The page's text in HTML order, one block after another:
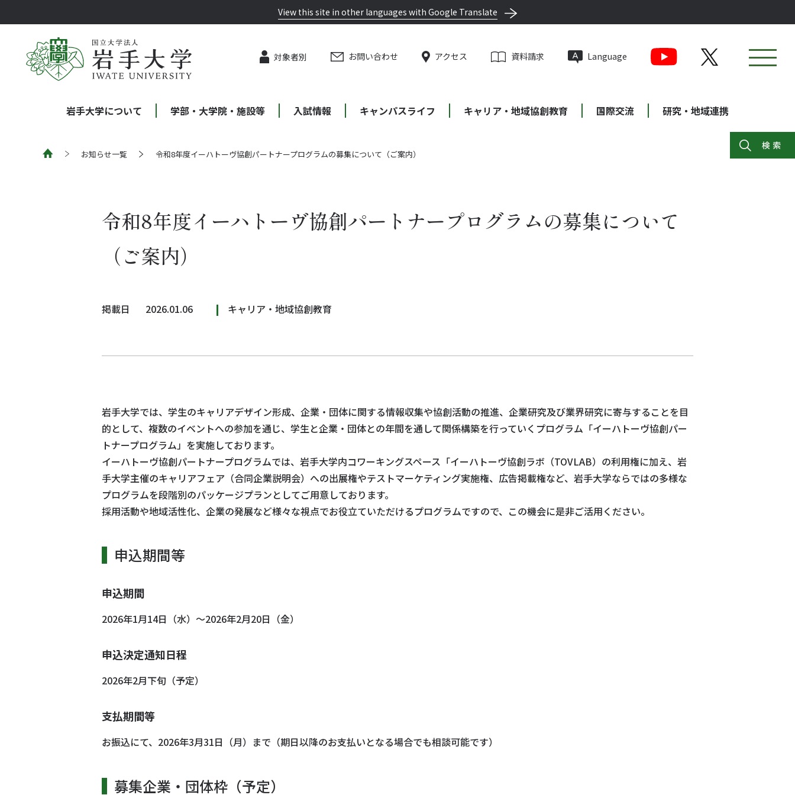
View this site in other languages with Google Translate
対象者別 お問い合わせ アクセス 資料請求 Language
岩手大学について 学部・大学院・施設等 入試情報 キャンパスライフ キャリア・地域協創教育 国際交流 研究・地域連携
お知らせ一覧 令和8年度イーハトーヴ協創パートナープログラムの募集について（ご案内）
令和8年度イーハトーヴ協創パートナープログラムの募集について
（ご案内）
掲載日 2026.01.06 キャリア・地域協創教育
岩手大学では、学生のキャリアデザイン形成、企業・団体に関する情報収集や協創活動の推進、企業研究及び業界研究に寄与することを目
的として、複数のイベントへの参加を通じ、学生と企業・団体との年間を通して関係構築を行っていくプログラム「イーハトーヴ協創パー
トナープログラム」を実施しております。
イーハトーヴ協創パートナープログラムでは、岩手大学内コワーキングスペース「イーハトーヴ協創ラボ（TOVLAB）の利用権に加え、岩
手大学主催のキャリアフェア（合同企業説明会）への出展権やテストマーケティング実施権、広告掲載権など、岩手大学ならではの多様な
プログラムを段階別のパッケージプランとしてご用意しております。
採用活動や地域活性化、企業の発展など様々な視点でお役立ていただけるプログラムですので、この機会に是非ご活用ください。
申込期間等
申込期間
2026年1月14日（水）～2026年2月20日（金）
申込決定通知日程
2026年2月下旬（予定）
支払期間等
お振込にて、2026年3月31日（月）まで（期日以降のお支払いとなる場合でも相談可能です）
募集企業・団体枠（予定）